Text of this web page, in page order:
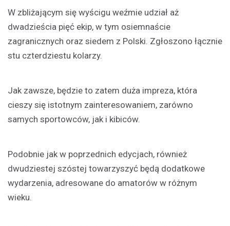
W zbliżającym się wyścigu weźmie udział aż
dwadzieścia pięć ekip, w tym osiemnaście
zagranicznych oraz siedem z Polski. Zgłoszono łącznie
stu czterdziestu kolarzy.
Jak zawsze, będzie to zatem duża impreza, która
cieszy się istotnym zainteresowaniem, zarówno
samych sportowców, jak i kibiców.
Podobnie jak w poprzednich edycjach, również
dwudziestej szóstej towarzyszyć będą dodatkowe
wydarzenia, adresowane do amatorów w różnym
wieku.